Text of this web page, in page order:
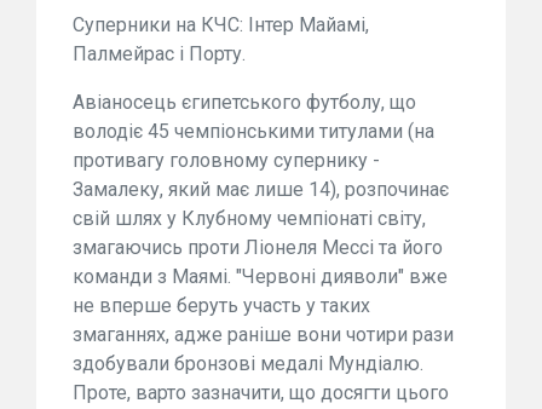
Суперники на КЧС: Інтер Майамі,
Палмейрас і Порту.
Авіаносець єгипетського футболу, що
володіє 45 чемпіонськими титулами (на
противагу головному супернику -
Замалеку, який має лише 14), розпочинає
свій шлях у Клубному чемпіонаті світу,
змагаючись проти Ліонеля Мессі та його
команди з Маямі. "Червоні дияволи" вже
не вперше беруть участь у таких
змаганнях, адже раніше вони чотири рази
здобували бронзові медалі Мундіалю.
Проте, варто зазначити, що досягти цього